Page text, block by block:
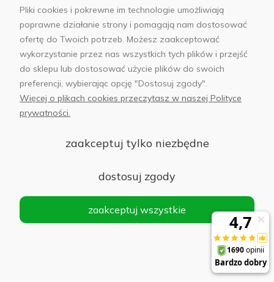
201,00 zł Do koszyka
Powerbank Teltech TPB-10 10000 mAh 22.5 W
Biały - White
50,00 zł Do koszyka
Słuchawki Samsung Galaxy Buds3 Pro srebrne
Pliki cookies i pokrewne im technologie umożliwiają
poprawne działanie strony i pomagają nam dostosować
ofertę do Twoich potrzeb. Możesz zaakceptować
wykorzystanie przez nas wszystkich tych plików i przejść
do sklepu lub dostosować użycie plików do swoich
preferencji, wybierając opcję "Dostosuj zgody".
Więcej o plikach cookies przeczytasz w naszej Polityce
prywatności.
zaakceptuj tylko niezbędne
dostosuj zgody
zaakceptuj wszystkie